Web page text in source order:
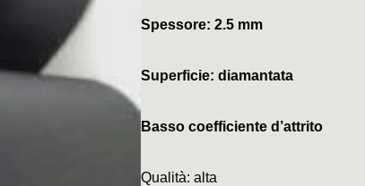
Spessore: 2.5 mm
Superficie: diamantata
Basso coefficiente d’attrito
Qualità: alta